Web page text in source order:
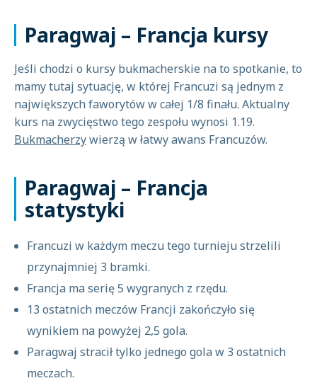
Paragwaj – Francja kursy
Jeśli chodzi o kursy bukmacherskie na to spotkanie, to
mamy tutaj sytuację, w której Francuzi są jednym z
największych faworytów w całej 1/8 finału. Aktualny
kurs na zwycięstwo tego zespołu wynosi 1.19.
Bukmacherzywierzą w łatwy awans Francuzów.
Paragwaj – Francja
statystyki
Francuzi w każdym meczu tego turnieju strzelili
przynajmniej 3 bramki.
Francja ma serię 5 wygranych z rzędu.
13 ostatnich meczów Francji zakończyło się
wynikiem na powyżej 2,5 gola.
Paragwaj stracił tylko jednego gola w 3 ostatnich
meczach.